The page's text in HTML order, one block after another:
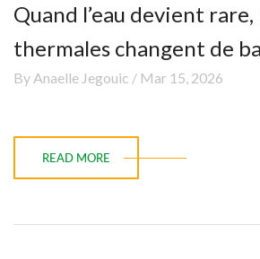
Quand l’eau devient
thermales changent de
By Anaelle Jegouic / Mar 15, 2026
READ MORE